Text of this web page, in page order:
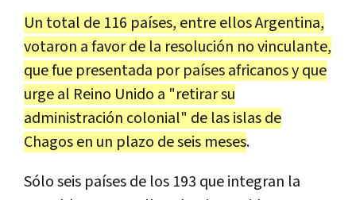
Un total de 116 países, entre ellos Argentina,
votaron a favor de la resolución no vinculante,
que fue presentada por países africanos y que
urge al Reino Unido a "retirar su
administración colonial" de las islas de
Chagos en un plazo de seis meses.
Sólo seis países de los 193 que integran la